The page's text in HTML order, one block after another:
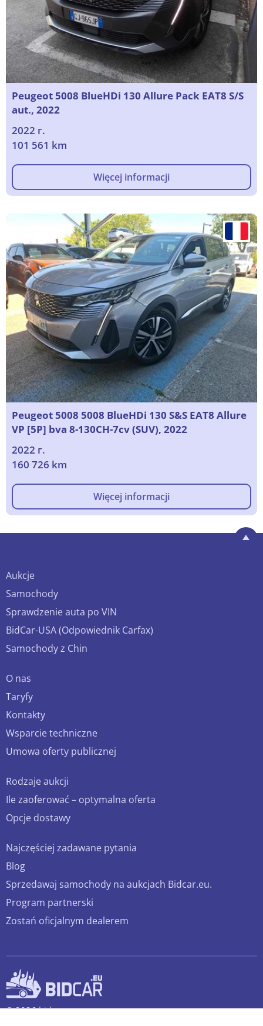
Peugeot 5008 BlueHDi 130 Allure Pack EAT8 S/S
aut., 2022
2022 г.
101 561 km
Więcej informacji
Peugeot 5008 5008 BlueHDi 130 S&S EAT8 Allure
VP [5P] bva 8-130CH-7cv (SUV), 2022
2022 г.
160 726 km
Więcej informacji
Aukcje
Samochody
Sprawdzenie auta po VIN
BidCar-USA (Odpowiednik Carfax)
Samochody z Chin
O nas
Taryfy
Kontakty
Wsparcie techniczne
Umowa oferty publicznej
Rodzaje aukcji
Ile zaoferować – optymalna oferta
Opcje dostawy
Najczęściej zadawane pytania
Blog
Sprzedawaj samochody na aukcjach Bidcar.eu.
Program partnerski
Zostań oficjalnym dealerem
© 2026 bidcar.eu